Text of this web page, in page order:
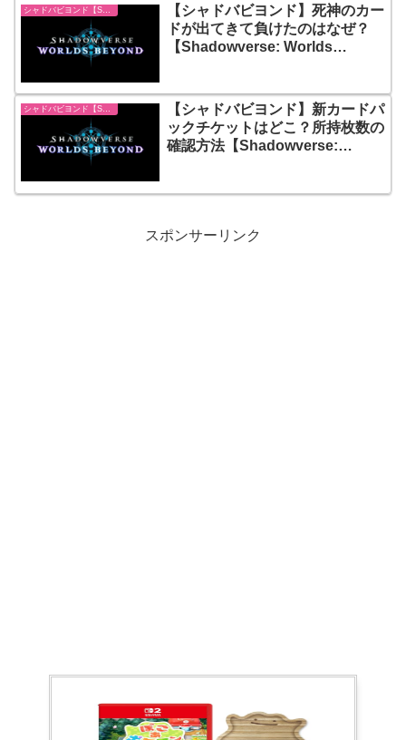
【シャドバビヨンド】死神のカー
ドが出てきて負けたのはなぜ？
【Shadowverse: Worlds
シャドバビヨンド【Shadowverse: Worlds Beyond】
【シャドバビヨンド】新カードパ
ックチケットはどこ？所持枚数の
確認方法【Shadowverse:
スポンサーリンク